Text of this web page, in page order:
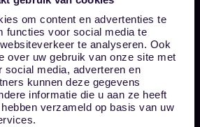
om content en advertenties te
functies voor social media te
te analyseren. Ook
over uw gebruik van onze site met
social media, adverteren en
kunnen deze gegevens
informatie die u aan ze heeft
verzameld op basis van uw